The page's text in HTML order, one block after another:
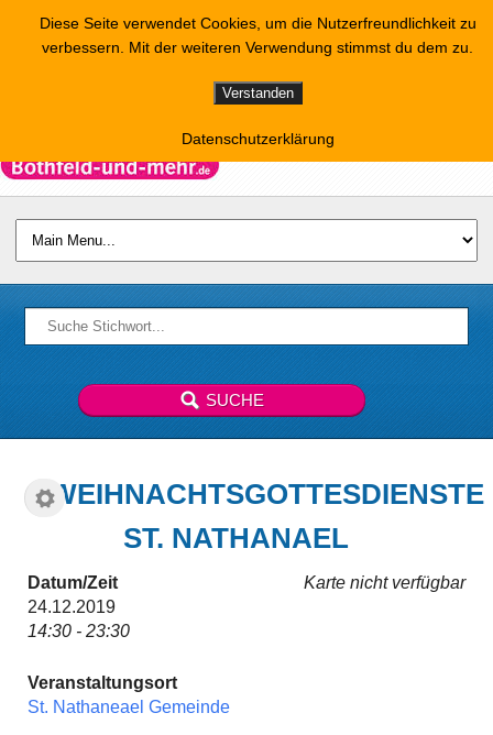
WEIHNACHTSGOTTESDIENSTE
ST. NATHANAEL
Karte nicht verfügbar
Datum/Zeit
24.12.2019
14:30 - 23:30
Veranstaltungsort
St. Nathaneael Gemeinde
Diese Seite verwendet Cookies, um die Nutzerfreundlichkeit zu
verbessern. Mit der weiteren Verwendung stimmst du dem zu.
Verstanden
Datenschutzerklärung